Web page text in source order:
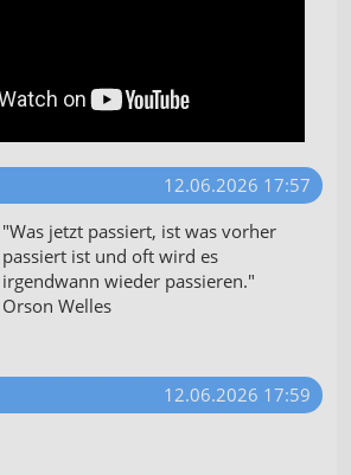
12.06.2026 17:57
"Was jetzt passiert, ist was vorher
passiert ist und oft wird es
irgendwann wieder passieren."
Orson Welles
12.06.2026 17:59